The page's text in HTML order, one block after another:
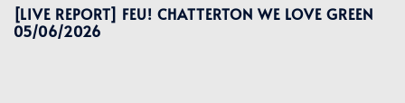
[LIVE REPORT] FEU! CHATTERTON WE LOVE GREEN
05/06/2026